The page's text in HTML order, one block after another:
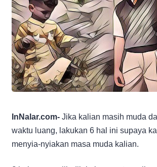
InNalar.com- Jika kalian masih muda
waktu luang, lakukan 6 hal ini supaya
menyia-nyiakan masa muda kalian.